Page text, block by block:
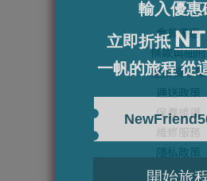
會員優惠
條款與細則
退換貨政策
運送政策
保養維護
維修服務
隱私政策